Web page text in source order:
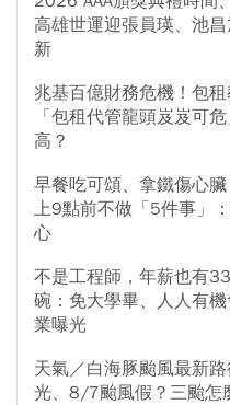
高雄世運迎張員瑛、池
新
兆基百億財務危機！包
「包租代管龍頭岌岌可
高？
早餐吃可頌、拿鐵傷心
上9點前不做「5件事」
心
不是工程師，年薪也有
碗：免大學畢、人人有
業曝光
天氣／白海豚颱風最新
光、8/7颱風假？三颱怎